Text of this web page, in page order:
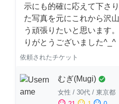
示にも的確に応えて下さ
た写真を元にこれから沢
う頑張りたいと思います
りがとうございました^_^
依頼されたチケット
むぎ(Mugi) check_circle
女性 / 30代 / 東京都